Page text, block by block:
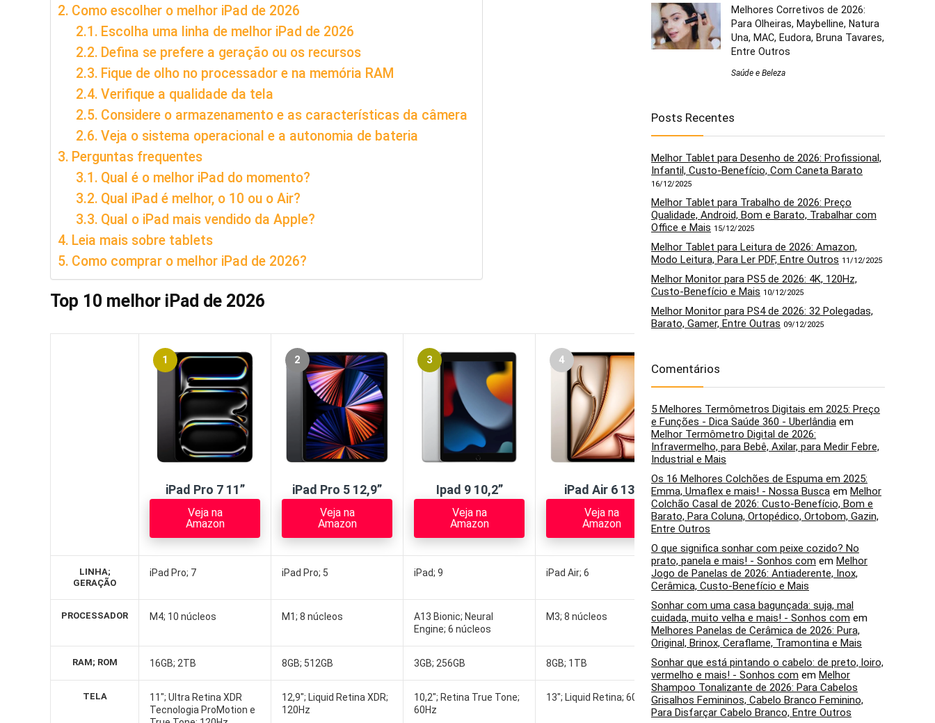
Como escolher o melhor iPad de 2026
Escolha uma linha de melhor iPad de 2026
Defina se prefere a geração ou os recursos
Fique de olho no processador e na memória RAM
Verifique a qualidade da tela
Considere o armazenamento e as características da câmera
Veja o sistema operacional e a autonomia de bateria
Perguntas frequentes
Qual é o melhor iPad do momento?
Qual iPad é melhor, o 10 ou o Air?
Qual o iPad mais vendido da Apple?
Leia mais sobre tablets
Como comprar o melhor iPad de 2026?
Top 10 melhor iPad de 2026
LINHA;
GERAÇÃO
PROCESSADOR
RAM; ROM
TELA
1
iPad Pro 7 11”
Veja na
Amazon
iPad Pro; 7
M4; 10 núcleos
16GB; 2TB
11″; Ultra Retina XDR
Tecnologia ProMotion e
2
iPad Pro 5 12,9”
Veja na
Amazon
iPad Pro; 5
M1; 8 núcleos
8GB; 512GB
12,9″; Liquid Retina XDR;
120Hz
3
Ipad 9 10,2”
Veja na
Amazon
iPad; 9
A13 Bionic; Neural
Engine; 6 núcleos
3GB; 256GB
10,2″; Retina True Tone;
60Hz
4
iPad Air 6 13”
Veja na
Amazon
iPad Air; 6
M3; 8 núcleos
8GB; 1TB
13″; Liquid Retina; 60Hz
iPad Air 6 11”
Veja na
Amazon
iPad Air; 6
M3; 8 núcleos
8GB; 1TB
11″; Liquid Retina; 60Hz
iPad Pro 7 256GB
Veja na
Amazon
iPad Pro; 7
M4; 10 núcleos
8GB; 256GB
11″; Ultra Retina XDR
Tecnologia ProMotion e
Melhores Corretivos de 2026:
Para Olheiras, Maybelline, Natura
Una, MAC, Eudora, Bruna Tavares,
Entre Outros
Saúde e Beleza
Posts Recentes
Melhor Tablet para Desenho de 2026: Profissional,
Infantil, Custo-Benefício, Com Caneta Barato
16/12/2025
Melhor Tablet para Trabalho de 2026: Preço
Qualidade, Android, Bom e Barato, Trabalhar com
Office e Mais 15/12/2025
Melhor Tablet para Leitura de 2026: Amazon,
Modo Leitura, Para Ler PDF, Entre Outros 11/12/2025
Melhor Monitor para PS5 de 2026: 4K, 120Hz,
Custo-Benefício e Mais 10/12/2025
Melhor Monitor para PS4 de 2026: 32 Polegadas,
Barato, Gamer, Entre Outras 09/12/2025
Comentários
5 Melhores Termômetros Digitais em 2025: Preço
e Funções - Dica Saúde 360 - Uberlândia em
Melhor Termômetro Digital de 2026:
Infravermelho, para Bebê, Axilar, para Medir Febre,
Industrial e Mais
Os 16 Melhores Colchões de Espuma em 2025:
Emma, Umaflex e mais! - Nossa Busca em Melhor
Colchão Casal de 2026: Custo-Benefício, Bom e
Barato, Para Coluna, Ortopédico, Ortobom, Gazin,
Entre Outros
O que significa sonhar com peixe cozido? No
prato, panela e mais! - Sonhos com em Melhor
Jogo de Panelas de 2026: Antiaderente, Inox,
Cerâmica, Custo-Benefício e Mais
Sonhar com uma casa bagunçada: suja, mal
cuidada, muito velha e mais! - Sonhos com em
Melhores Panelas de Cerâmica de 2026: Pura,
Original, Brinox, Ceraflame, Tramontina e Mais
Sonhar que está pintando o cabelo: de preto, loiro,
vermelho e mais! - Sonhos com em Melhor
Shampoo Tonalizante de 2026: Para Cabelos
Grisalhos Femininos, Cabelo Branco Feminino,
Para Disfarçar Cabelo Branco, Entre Outros